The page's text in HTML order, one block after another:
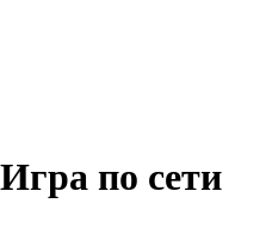
Игра по сети